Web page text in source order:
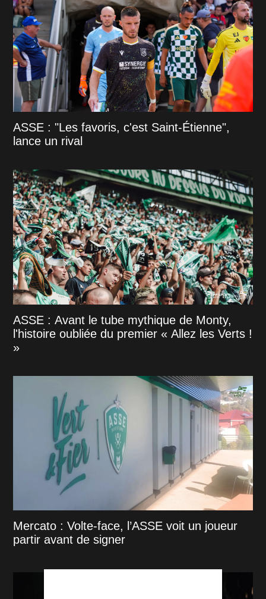
ASSE : "Les favoris, c'est Saint-Étienne",
lance un rival
ASSE : Avant le tube mythique de Monty,
l'histoire oubliée du premier « Allez les Verts !
»
Mercato : Volte-face, l’ASSE voit un joueur
partir avant de signer